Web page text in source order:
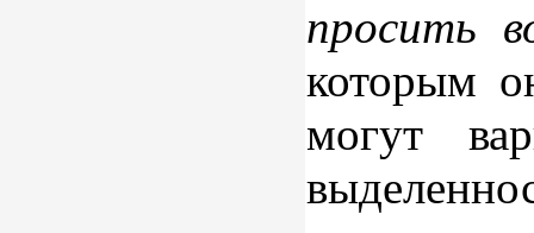
просить
которым
могут